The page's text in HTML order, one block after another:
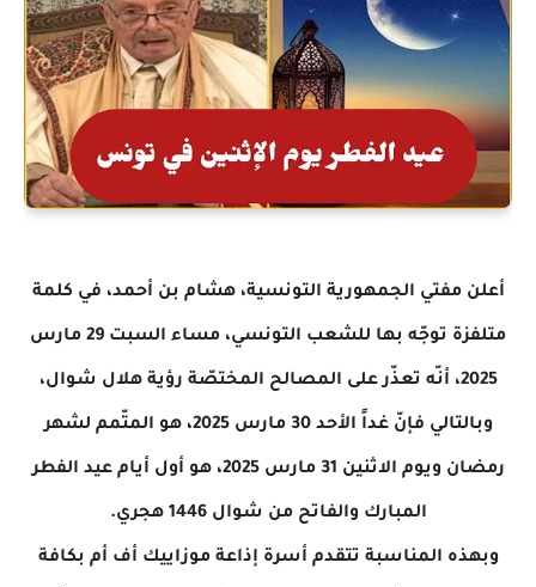
أعلن مفتي الجمهورية التونسية، هشام بن أحمد، في كلمة
متلفزة توجّه بها للشعب التونسي، مساء السبت 29 مارس
2025، أنّه تعذّر على المصالح المختصّة رؤية هلال شوال،
وبالتالي فإنّ غداً الأحد 30 مارس 2025، هو المتّمم لشهر
رمضان ويوم الاثنين 31 مارس 2025، هو أول أيام عيد الفطر
المبارك والفاتح من شوال 1446 هجري.
وبهذه المناسبة تتقدم أسرة إذاعة موزاييك أف أم بكافة